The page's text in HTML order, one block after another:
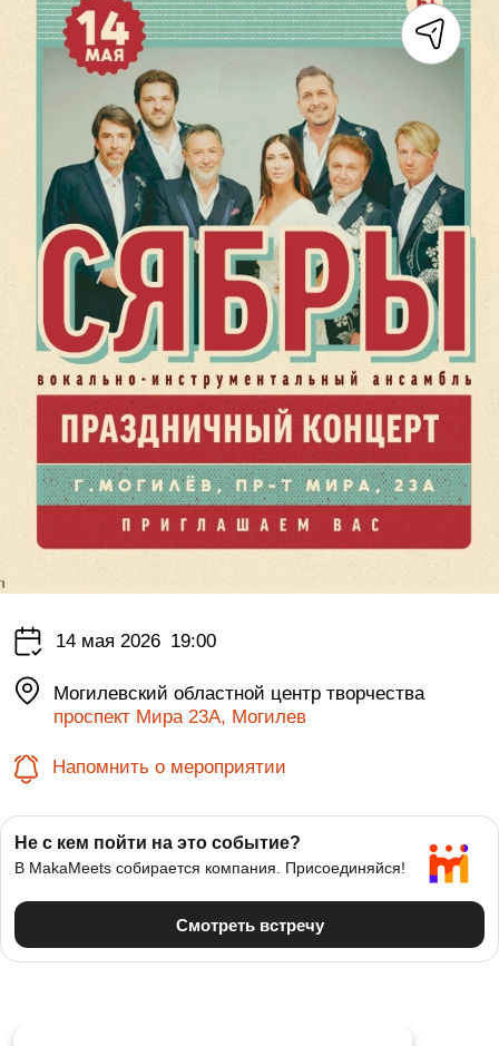
14 мая 2026 19:00
Могилевский областной центр творчества
проспект Мира 23А, Могилев
Напомнить о мероприятии